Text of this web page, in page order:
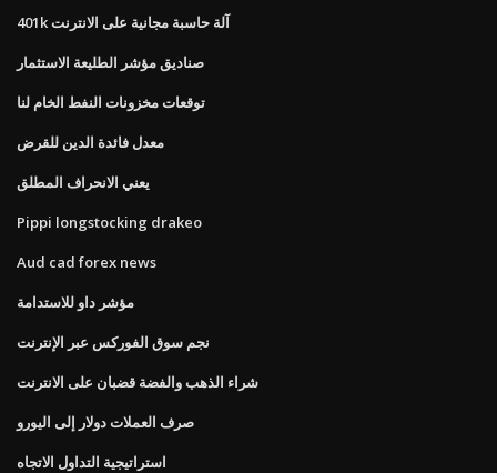
401k آلة حاسبة مجانية على الانترنت
صناديق مؤشر الطليعة الاستثمار
توقعات مخزونات النفط الخام لنا
معدل فائدة الدين للقرض
يعني الانحراف المطلق
Pippi longstocking drakeo
Aud cad forex news
مؤشر داو للاستدامة
نجم سوق الفوركس عبر الإنترنت
شراء الذهب والفضة قضبان على الانترنت
صرف العملات دولار إلى اليورو
استراتيجية التداول الاتجاه